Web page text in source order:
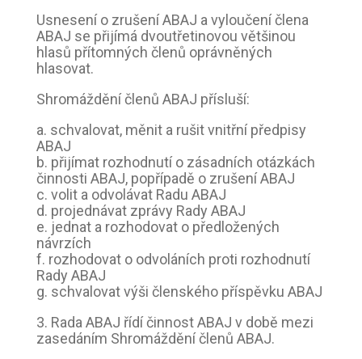
Usnesení o zrušení ABAJ a vyloučení člena
ABAJ se přijímá dvoutřetinovou většinou
hlasů přítomných členů oprávněných
hlasovat.
Shromáždění členů ABAJ přísluší:
a. schvalovat, měnit a rušit vnitřní předpisy
ABAJ
b. přijímat rozhodnutí o zásadních otázkách
činnosti ABAJ, popřípadě o zrušení ABAJ
c. volit a odvolávat Radu ABAJ
d. projednávat zprávy Rady ABAJ
e. jednat a rozhodovat o předložených
návrzích
f. rozhodovat o odvoláních proti rozhodnutí
Rady ABAJ
g. schvalovat výši členského příspěvku ABAJ
3. Rada ABAJ řídí činnost ABAJ v době mezi
zasedáním Shromáždění členů ABAJ.